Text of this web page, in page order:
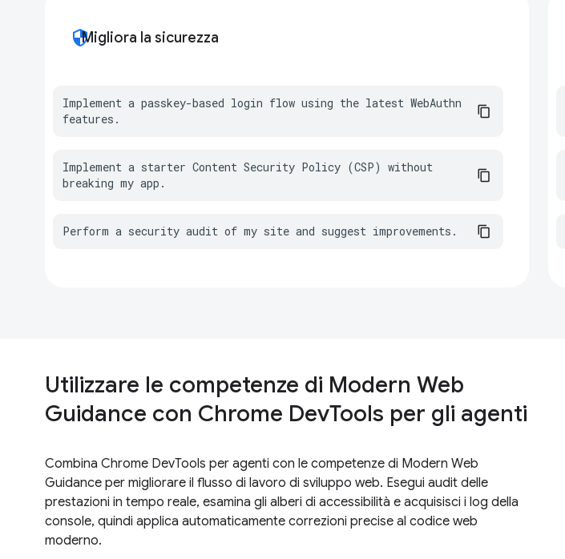
securityMigliora la sicurezza
Implement a passkey-based login flow using the latest WebAuthn
features.
Implement a starter Content Security Policy (CSP) without
breaking my app.
Perform a security audit of my site and suggest improvements.
Utilizzare le competenze di Modern Web
Guidance con Chrome DevTools per gli agenti
Combina Chrome DevTools per agenti con le competenze di Modern Web
Guidance per migliorare il flusso di lavoro di sviluppo web. Esegui audit delle
prestazioni in tempo reale, esamina gli alberi di accessibilità e acquisisci i log della
console, quindi applica automaticamente correzioni precise al codice web
moderno.